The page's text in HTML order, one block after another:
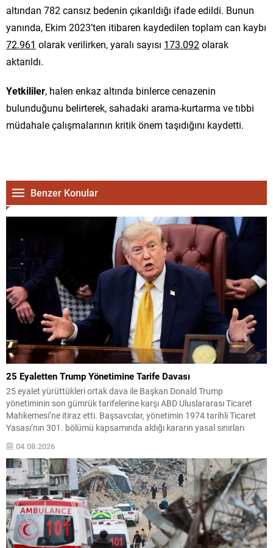
altından 782 cansız bedenin çıkarıldığı ifade edildi. Bunun
yanında, Ekim 2023’ten itibaren kaydedilen toplam can kaybı
72.961 olarak verilirken, yaralı sayısı 173.092 olarak
aktarıldı.
Yetkililer, halen enkaz altında binlerce cenazenin
bulunduğunu belirterek, sahadaki arama-kurtarma ve tıbbi
müdahale çalışmalarının kritik önem taşıdığını kaydetti.
Benzer Konular
25 Eyaletten Trump Yönetimine Tarife Davası
25 eyalet yürüttükleri ortak dava ile Başkan Donald Trump
yönetiminin son gümrük tarifelerine karşı ABD Uluslararası Ticaret
Mahkemesi’ne itiraz etti. Başsavcılar, yönetimin 1974 tarihli Ticaret
Yasası’nın 301. bölümü kapsamında aldığı kararın yasal sınırları
getirilen tarifelerin iddia edilen zorla çalıştırma uygulamalarını...
04.08.2026